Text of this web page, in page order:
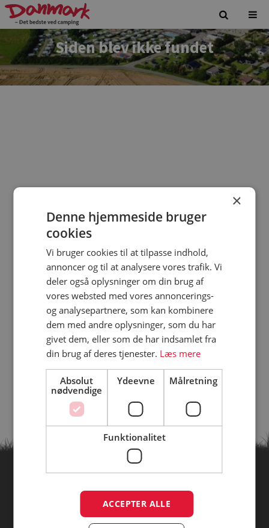
Siden blev ikke fundet
Vi beklager. Siden du forsøgte at tilgå findes ikke.
Find campingpladser ud fra
temaer
×
Denne hjemmeside bruger
cookies
Vi bruger cookies til at tilpasse indhold,
annoncer og til at analysere vores trafik. Vi
deler også oplysninger om din brug af
vores websted med vores annoncerings-
og analysepartnere, som kan kombinere
dem med andre oplysninger, som du har
givet dem, eller som de har indsamlet fra
din brug af deres tjenester. Læs mere
Absolut
nødvendige
Ydeevne Målretning
Funktionalitet
ACCEPTER ALLE